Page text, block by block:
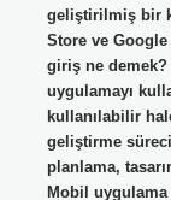
geliştirilmiş bir
Store ve Google
giriş ne
uygulamayı
kullanılabilir
geliştirme
planlama,
Mobil